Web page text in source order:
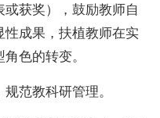
获奖），鼓励教师自
性成果，扶植教师在实
色的转变。
范教科研管理。